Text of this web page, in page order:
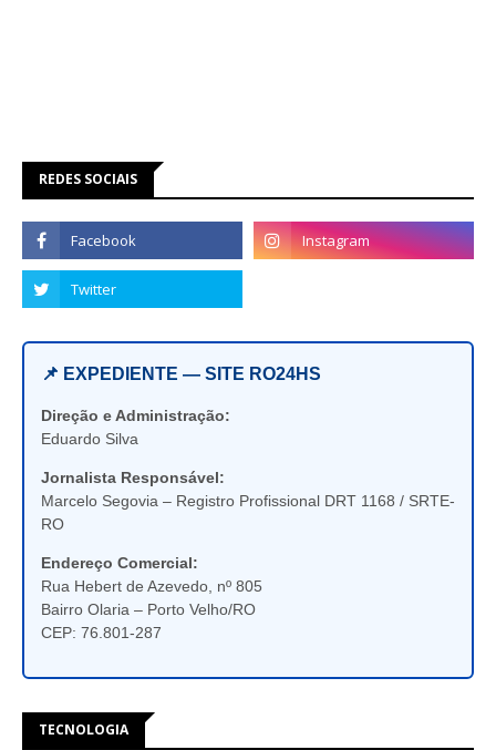
REDES SOCIAIS
📌 EXPEDIENTE — SITE RO24HS
Direção e Administração:
Eduardo Silva
Jornalista Responsável:
Marcelo Segovia – Registro Profissional DRT 1168 / SRTE-
RO
Endereço Comercial:
Rua Hebert de Azevedo, nº 805
Bairro Olaria – Porto Velho/RO
CEP: 76.801-287
TECNOLOGIA